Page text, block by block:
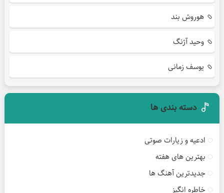
هوروش بند
وحید آژنگ
یوسف زمانی
دسته بندی ها
ادعیه و زیارات صوتی
بهترین های هفته
جدیدترین آهنگ ها
خاطره انگیز